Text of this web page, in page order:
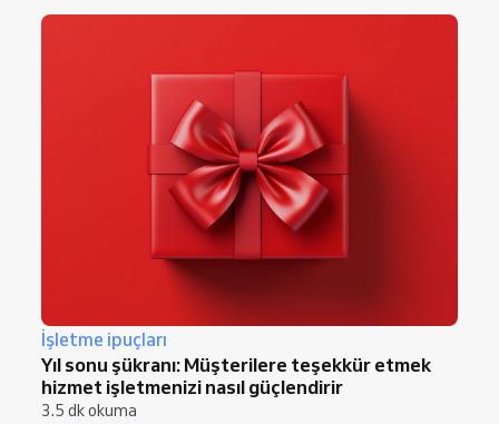
İşletme ipuçları
Yıl sonu şükranı: Müşterilere teşekkür etmek
hizmet işletmenizi nasıl güçlendirir
3.5 dk okuma